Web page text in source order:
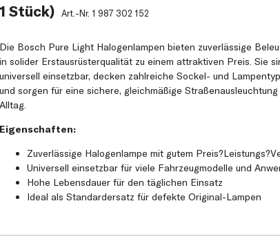
Stück) Art.-Nr. 1 987 302 152
Die Bosch Pure Light Halogenlampen bieten zuverlässige
in solider Erstausrüsterqualität zu einem attraktiven Preis. Sie
universell einsetzbar, decken zahlreiche Sockel- und
und sorgen für eine sichere, gleichmäßige Straßenausleuchtung
Alltag.
Eigenschaften:
Zuverlässige Halogenlampe mit gutem
Universell einsetzbar für viele Fahrzeugmodelle und
Hohe Lebensdauer für den täglichen Einsatz
Ideal als Standardersatz für defekte Original-Lampen